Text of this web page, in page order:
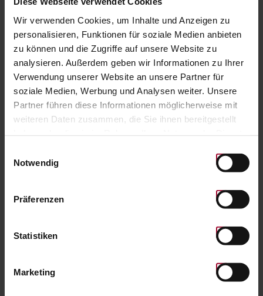
Wir verwenden Cookies, um Inhalte und Anzeigen zu
personalisieren, Funktionen für soziale Medien anbieten
zu können und die Zugriffe auf unsere Website zu
analysieren. Außerdem geben wir Informationen zu Ihrer
Verwendung unserer Website an unsere Partner für
soziale Medien, Werbung und Analysen weiter. Unsere
Partner führen diese Informationen möglicherweise mit
weiteren Daten zusammen, die Sie ihnen bereitgestellt
unsererDatenschutzerklärung
Notwendig
Präferenzen
Statistiken
Marketing
Amount: INTO CART
HOME